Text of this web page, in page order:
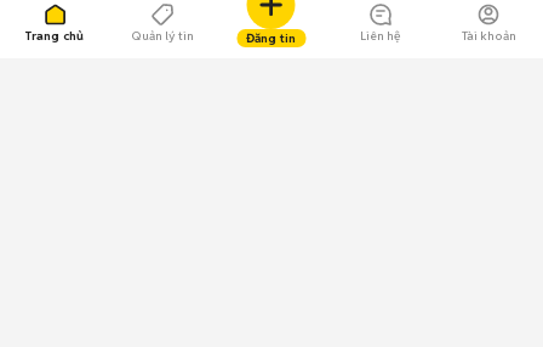
Trang chủ Quản lý tin Đăng tin Liên hệ Tài khoản